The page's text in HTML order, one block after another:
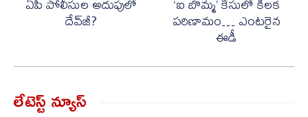
దేవ్‌జీ? పరిణామం… ఎంటరైన
ఈడీ
లేటెస్ట్ న్యూస్‌